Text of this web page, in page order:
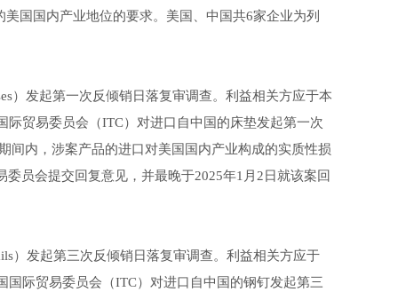
国国内产业地位的要求。美国、中国共6家企业为列
发起第一次反倾销日落复审调查。利益相关方应于本
贸易委员会（ITC）对进口自中国的床垫发起第一次
间内，涉案产品的进口对美国国内产业构成的实质性损
员会提交回复意见，并最晚于2025年1月2日就该案回
发起第三次反倾销日落复审调查。利益相关方应于
际贸易委员会（ITC）对进口自中国的钢钉发起第三